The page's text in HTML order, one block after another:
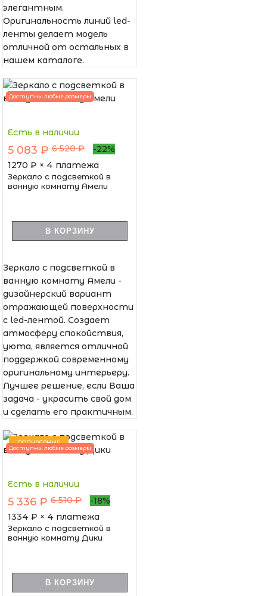
элегантным.
Оригинальность линий led-
ленты делает модель
отличной от остальных в
нашем каталоге.
Доступны любые размеры
Есть в наличии
5 083 ₽ 6 520 ₽
-22%
1270 ₽ × 4 платежа
Зеркало с подсветкой в
ванную комнату Амели
В КОРЗИНУ
Зеркало с подсветкой в
ванную комнату Амели -
дизайнерский вариант
отражающей поверхности
с led-лентой. Создает
атмосферу спокойствия,
уюта, является отличной
поддержкой современному
оригинальному интерьеру.
Лучшее решение, если Ваша
задача - украсить свой дом
и сделать его практичным.
ПОПУЛЯРНЫЙ
Доступны любые размеры
Есть в наличии
5 336 ₽ 6 510 ₽
-18%
1334 ₽ × 4 платежа
Зеркало с подсветкой в
ванную комнату Дики
В КОРЗИНУ